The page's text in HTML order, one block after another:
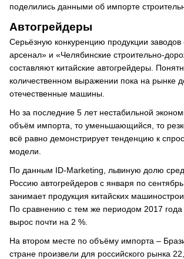
поделились данными об импорте
Автогрейдеры
Серьёзную конкуренцию продукции заводов
арсенал» и «Челябинские строительно-
составляют китайские автогрейдеры.
количественном выражении пока на рынке
отечественные машины.
Но за последние 5 лет нестабильной
объём импорта, то уменьшающийся, то
всё равно демонстрирует тенденцию к
модели.
По данным ID-Marketing, львиную долю
Россию автогрейдеров с января по
занимает продукция китайских
По сравнению с тем же периодом 2017 года
вырос почти на 2 %.
На втором месте по объёму импорта –
стране произвели для российского рынка